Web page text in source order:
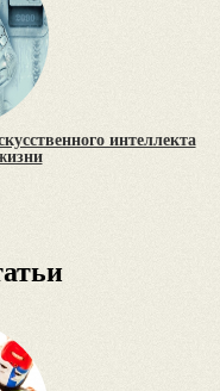
интеллекта